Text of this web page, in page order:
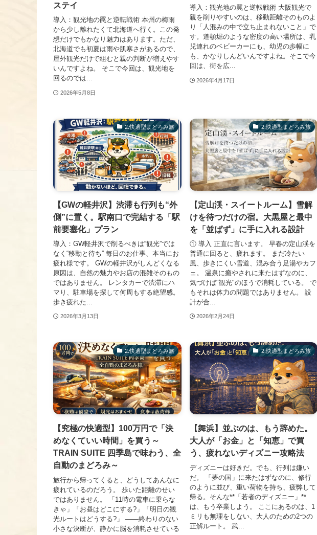
ステイ
導入：観光地の罠と逆転戦術 本州の梅雨
から少し離れたくて北海道へ行く。この発
想だけでもかなり魅力はあります。ただ、
北海道でも初夏は雨や肌寒さがあるので、
屋外観光だけで組むと親の判断が増えやす
いんですよね。 そこで今回は、観光地を
回るのでは...
2026年5月8日
導入：観光地の罠と逆転戦術 大阪観光で
親を削りやすいのは、移動距離そのものよ
り「人混みの中で立ち止まれないこと」で
す。道頓堀のような密度の高い場所は、乳
児連れのベビーカーにも、幼児の歩幅に
も、かなりしんどいんですよね。そこで今
回は、街を広...
2026年4月17日
2.快適型まどろみ旅
【GWの軽井沢】渋滞も行列も“外
側”に置く。駅南口で完結する「駅
前要塞化」プラン
導入：GW軽井沢で削るべきは“観光”では
なく“移動と待ち” 毎日のお仕事、本当にお
疲れ様です。 GWの軽井沢がしんどくなる
原因は、自然の魅力やお店の混雑そのもの
ではありません。 レンタカーで渋滞にハ
マり、駐車場を探して何周もする絶望感。
歩き疲れた...
2026年3月13日
2.快適型まどろみ旅
【定山渓・スイートルーム】雪解
けを待つだけの宿。大黒屋と最中
を「並ばず」に手に入れる設計
① 導入 正直に言います。 早春の定山渓を
普通に回ると、疲れます。 まだ冷たい
風、歩きにくい雪道、混み合う足湯やカフ
ェ。 温泉に癒やされに来たはずなのに、
気づけば"観光"のほうで消耗している。 で
もそれは体力の問題ではありません。 設
計が合...
2026年2月24日
2.快適型まどろみ旅
【究極の快適型】100万円で「決
めなくていい時間」を買う～
TRAIN SUITE 四季島で味わう、全
自動のまどろみ～
旅行から帰ってくると、どうしてあんなに
疲れているのだろう。 歩いた距離のせい
ではありません。 「11時の電車に乗らな
きゃ」「お昼はどこにする?」「明日の観
光ルートはどうする?」 ——終わりのない
小さな決断が、静かに脳を消耗させている
2.快適型まどろみ旅
【舞浜】並ぶのは、もう辞めた。
大人が「お金」と「知恵」で買
う、疲れないディズニー攻略法
ディズニーは好きだ。でも、行列は嫌い
だ。 「夢の国」に来たはずなのに、修行
のように並び、重い荷物を持ち、疲弊して
帰る。そんな**「若者のディズニー」**
は、もう卒業しよう。 ここにあるのは、1
ミリも無理をしない、大人のための2つの
正解ルート。 武...